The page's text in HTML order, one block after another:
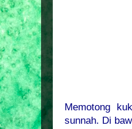
Memotong
sunnah. Di